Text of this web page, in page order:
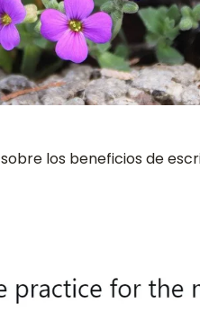
sobre los beneficios de